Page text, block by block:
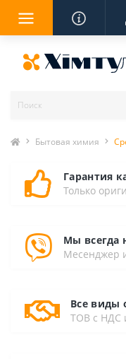
Бытовая химия
Гарантия
Только
Мы всегда
Месенджер
Все виды
ТОВ с НДС